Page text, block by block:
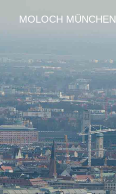
MOLOCH MÜNCHEN